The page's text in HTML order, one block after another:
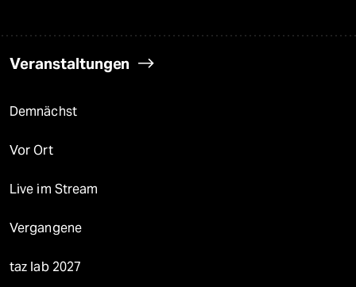
Veranstaltungen
Demnächst
Vor Ort
Live im Stream
Vergangene
taz lab 2027